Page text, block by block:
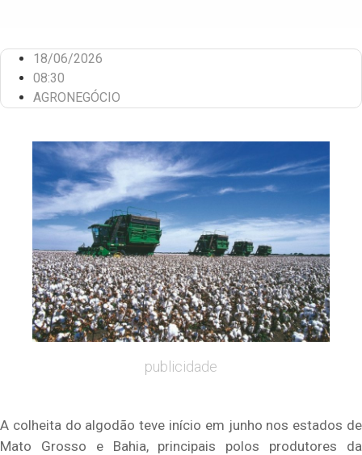
18/06/2026
08:30
AGRONEGÓCIO
publicidade
A colheita do algodão teve início em junho nos estados de
Mato Grosso e Bahia, principais polos produtores da